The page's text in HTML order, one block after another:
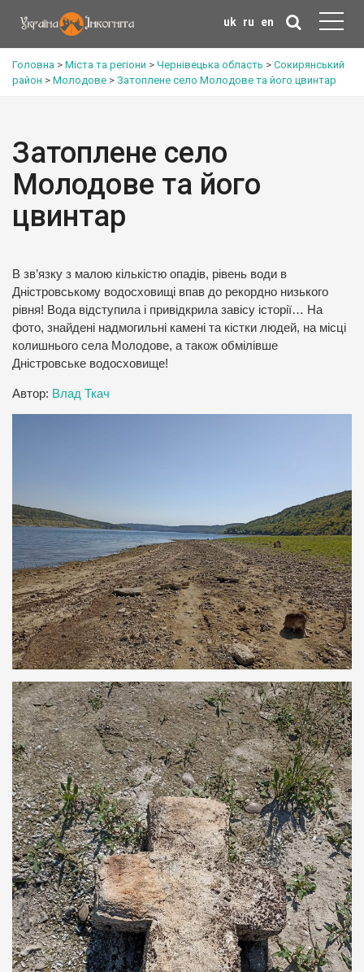
uk ru en
Головна > Міста та регіони > Чернівецька область > Сокирянський
район > Молодове > Затоплене село Молодове та його цвинтар
Затоплене село
Молодове та його
цвинтар
В зв’язку з малою кількістю опадів, рівень води в
Дністровському водосховищі впав до рекордно низького
рівня! Вода відступила і привідкрила завісу історії… На
фото, знайдені надмогильні камені та кістки людей, на місці
колишнього села Молодове, а також обмілівше
Дністровське водосховище!
Автор: Влад Ткач